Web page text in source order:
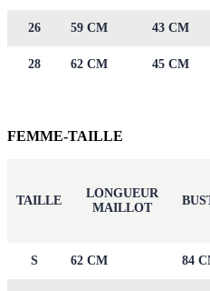
26 59 CM 43 CM
28 62 CM 45 CM
FEMME-TAILLE
TAILLE
LONGUEUR
MAILLOT
S 62 CM 84